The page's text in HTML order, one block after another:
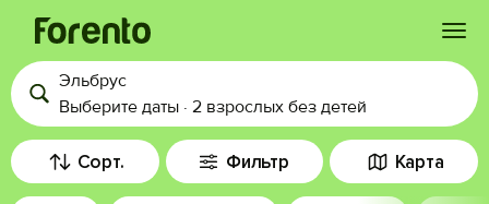
Войти
Избранное
Эльбрус
Выберите даты · 2 взрослых без детей
Сорт. Фильтр Карта